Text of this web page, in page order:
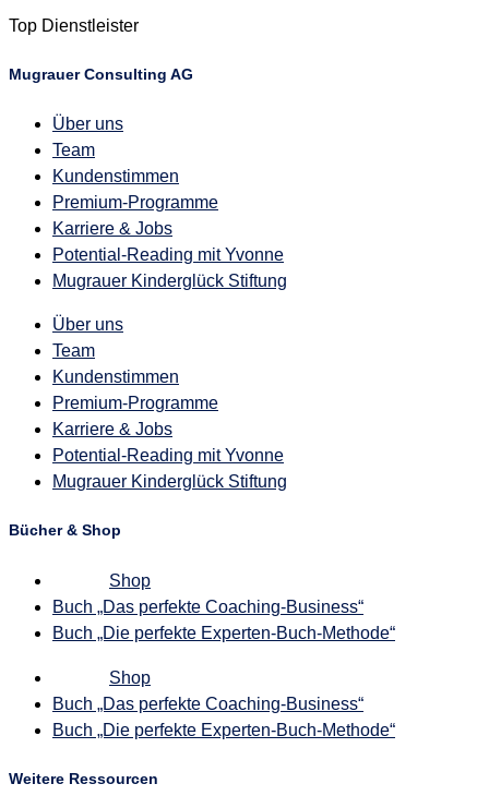
Top Dienstleister
Mugrauer Consulting AG
Über uns
Team
Kundenstimmen
Premium-Programme
Karriere & Jobs
Potential-Reading mit Yvonne
Mugrauer Kinderglück Stiftung
Über uns
Team
Kundenstimmen
Premium-Programme
Karriere & Jobs
Potential-Reading mit Yvonne
Mugrauer Kinderglück Stiftung
Bücher & Shop
Shop
Buch „Das perfekte Coaching-Business“
Buch „Die perfekte Experten-Buch-Methode“
Shop
Buch „Das perfekte Coaching-Business“
Buch „Die perfekte Experten-Buch-Methode“
Weitere Ressourcen